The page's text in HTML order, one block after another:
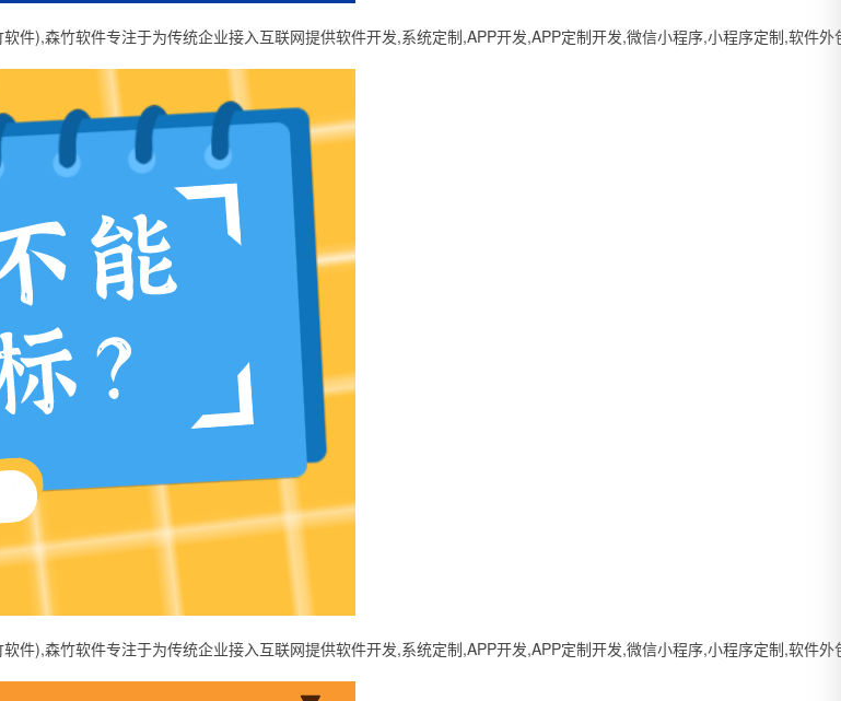
件),森竹软件专注于为传统企业接入互联网提供软件开发,系统定制,APP开发,APP定制开发,微信小程序,小程序定制,软件外
件),森竹软件专注于为传统企业接入互联网提供软件开发,系统定制,APP开发,APP定制开发,微信小程序,小程序定制,软件外